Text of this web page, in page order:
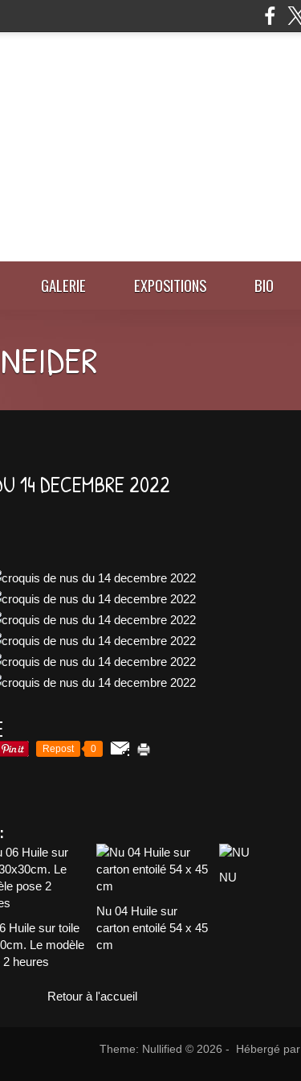
GALERIE EXPOSITIONS BIO
14 DECEMBRE 2022
Repost 0
Huile sur toile
Le modèle
2 heures
Nu 04 Huile sur
carton entoilé 54 x 45
cm
NU
Retour à l'accueil
Theme: Nullified © 2026 - Hébergé par